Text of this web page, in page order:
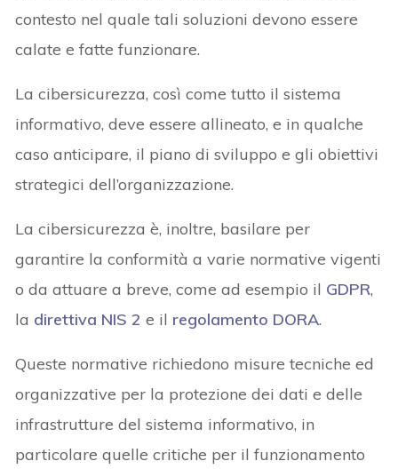
contesto nel quale tali soluzioni devono essere
calate e fatte funzionare.
La cibersicurezza, così come tutto il sistema
informativo, deve essere allineato, e in qualche
caso anticipare, il piano di sviluppo e gli obiettivi
strategici dell’organizzazione.
La cibersicurezza è, inoltre, basilare per
garantire la conformità a varie normative vigenti
o da attuare a breve, come ad esempio il GDPR,
la direttiva NIS 2 e il regolamento DORA.
Queste normative richiedono misure tecniche ed
organizzative per la protezione dei dati e delle
infrastrutture del sistema informativo, in
particolare quelle critiche per il funzionamento